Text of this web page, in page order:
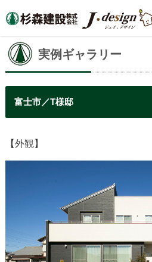
実例ギャラリー
富士市／T様邸
【外観】